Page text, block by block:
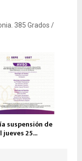
385 Grados /
suspensión de
jueves 25...